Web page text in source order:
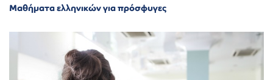
Μαθήματα ελληνικών για πρόσφυγες